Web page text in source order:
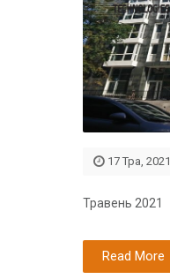
17 Тра, 2021
Травень 2021
Read More